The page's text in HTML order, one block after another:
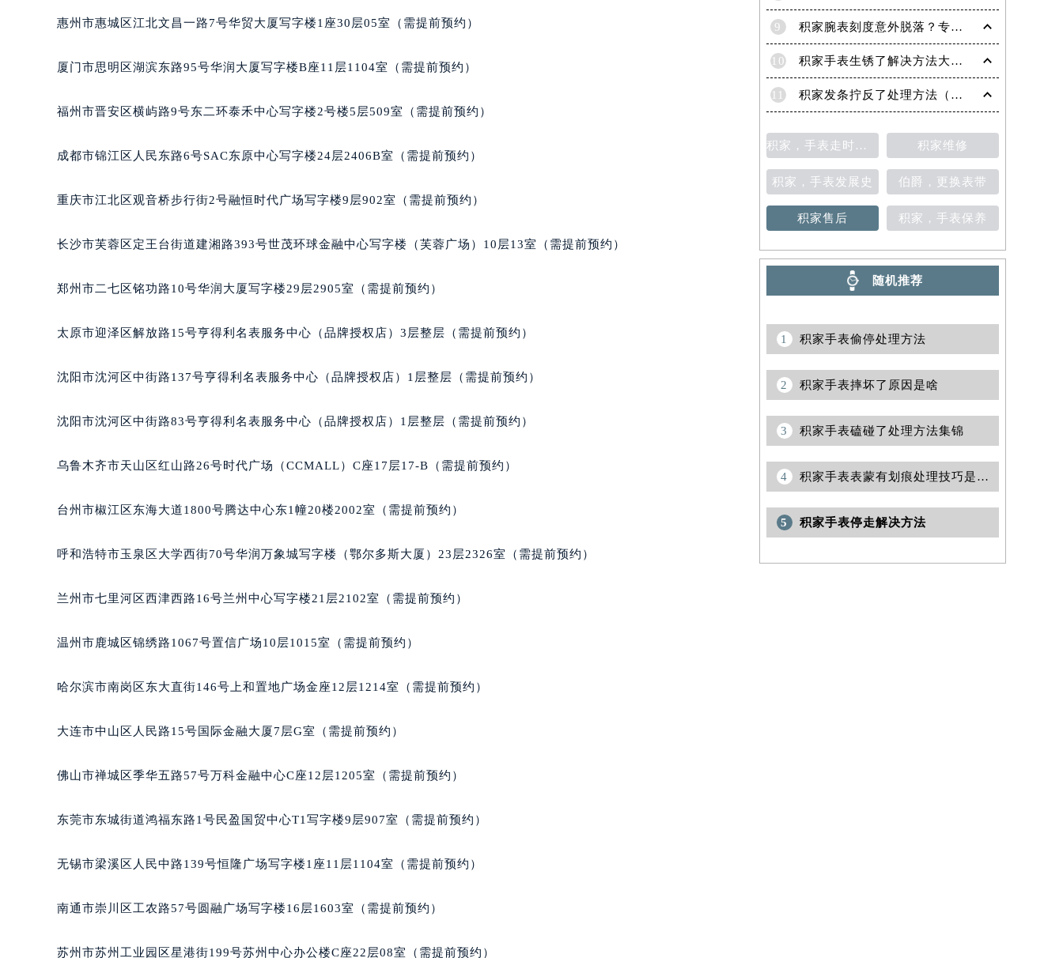
黑龙江省佳木斯市向阳区长安路积家售后服务中心（需提前预约）
黑龙江省七台河市桃山区大同街积家售后服务中心（需提前预约）
黑龙江省双鸭山市尖山区新兴大街积家售后服务中心（需提前预约）
黑龙江省伊春市伊美区通河路积家售后服务中心（需提前预约）
吉林省白山市浑江区浑江大街积家售后服务中心（需提前预约）
吉林省辽源市龙山区人民大街积家售后服务中心（需提前预约）
吉林省四平市铁东区紫气大路与南九经街交汇处积家售后服务中心（需提前预约）
吉林省通化市东昌区环通乡江南大街积家售后服务中心（需提前预约）
辽宁省鞍山市铁东区站前街积家售后服务中心（需提前预约）
辽宁省朝阳市双塔区新华路积家售后服务中心（需提前预约）
辽宁省抚顺市新抚区东一路积家售后服务中心（需提前预约）
辽宁省葫芦岛市连山区中央路积家售后服务中心（需提前预约）
辽宁省辽阳市白塔区新运大街积家售后服务中心（需提前预约）
辽宁省铁岭市银州区南马路积家售后服务中心（需提前预约）
辽宁省沈阳市沈河区中街路137号亨得利名表维修授权店1楼积家售后服务中心（需提前预约）
北京市朝阳区建国门外大街甲6号华熙国际中心D座11层1102室积家售后服务中心（北京总部）（需提前预约）
河北省保定市竞秀区朝阳北大街北国先天下积家售后服务中心（需提前预约）
内蒙古自治区巴彦淖尔市临河区新华街积家售后服务中心（需提前预约）
内蒙古自治区赤峰市红山区哈达街积家售后服务中心（需提前预约）
内蒙古自治区呼伦贝尔市海拉尔区中央街积家售后服务中心（需提前预约）
内蒙古自治区乌海市海勃湾区人民南路积家售后服务中心（需提前预约）
内蒙古自治区锡林郭勒盟市锡林浩特市光明街与额尔敦路交叉口积家售后服务中心（需提前预约）
惠州市惠城区江北文昌一路7号华贸大厦写字楼1座30层05室（需提前预约）
厦门市思明区湖滨东路95号华润大厦写字楼B座11层1104室（需提前预约）
福州市晋安区横屿路9号东二环泰禾中心写字楼2号楼5层509室（需提前预约）
成都市锦江区人民东路6号SAC东原中心写字楼24层2406B室（需提前预约）
重庆市江北区观音桥步行街2号融恒时代广场写字楼9层902室（需提前预约）
长沙市芙蓉区定王台街道建湘路393号世茂环球金融中心写字楼（芙蓉广场）10层13室（需提前预约）
郑州市二七区铭功路10号华润大厦写字楼29层2905室（需提前预约）
太原市迎泽区解放路15号亨得利名表服务中心（品牌授权店）3层整层（需提前预约）
沈阳市沈河区中街路137号亨得利名表服务中心（品牌授权店）1层整层（需提前预约）
沈阳市沈河区中街路83号亨得利名表服务中心（品牌授权店）1层整层（需提前预约）
乌鲁木齐市天山区红山路26号时代广场（CCMALL）C座17层17-B（需提前预约）
台州市椒江区东海大道1800号腾达中心东1幢20楼2002室（需提前预约）
呼和浩特市玉泉区大学西街70号华润万象城写字楼（鄂尔多斯大厦）23层2326室（需提前预约）
兰州市七里河区西津西路16号兰州中心写字楼21层2102室（需提前预约）
温州市鹿城区锦绣路1067号置信广场10层1015室（需提前预约）
哈尔滨市南岗区东大直街146号上和置地广场金座12层1214室（需提前预约）
大连市中山区人民路15号国际金融大厦7层G室（需提前预约）
佛山市禅城区季华五路57号万科金融中心C座12层1205室（需提前预约）
东莞市东城街道鸿福东路1号民盈国贸中心T1写字楼9层907室（需提前预约）
无锡市梁溪区人民中路139号恒隆广场写字楼1座11层1104室（需提前预约）
南通市崇川区工农路57号圆融广场写字楼16层1603室（需提前预约）
苏州市苏州工业园区星港街199号苏州中心办公楼C座22层08室（需提前预约）
9 积家腕表刻度意外脱落？专业应对策略在这里
10 积家手表生锈了解决方法大全（有效保养与修复指南）
11 积家发条拧反了处理方法（手表维修的正确步骤与技巧）
积家，手表走时不准 积家维修
积家，手表发展史 伯爵，更换表带
积家售后 积家，手表保养
随机推荐
1 积家手表偷停处理方法
2 积家手表摔坏了原因是啥
3 积家手表磕碰了处理方法集锦
4 积家手表表蒙有划痕处理技巧是什么
5 积家手表停走解决方法